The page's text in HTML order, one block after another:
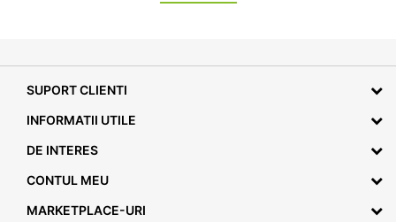
SUPORT CLIENTI
INFORMATII UTILE
DE INTERES
CONTUL MEU
MARKETPLACE-URI